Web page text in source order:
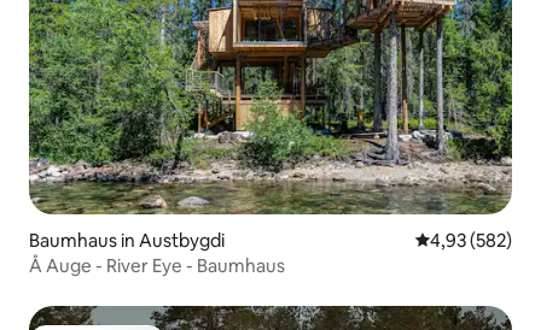
Baumhaus in Austbygdi
4,93 (582)
Å Auge - River Eye - Baumhaus